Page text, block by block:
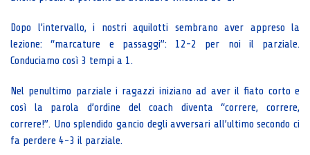
Dopo l’intervallo, i nostri aquilotti sembrano aver appreso la
lezione: “marcature e passaggi”: 12-2 per noi il parziale.
Conduciamo così 3 tempi a 1.
Nel penultimo parziale i ragazzi iniziano ad aver il fiato corto e
così la parola d’ordine del coach diventa “correre, correre,
correre!”. Uno splendido gancio degli avversari all’ultimo secondo ci
fa perdere 4-3 il parziale.